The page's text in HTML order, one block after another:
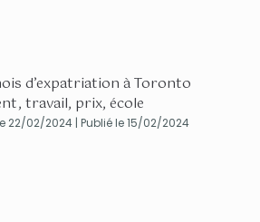
d’expatriation à Toronto
travail, prix, école
22/02/2024 | Publié le 15/02/2024